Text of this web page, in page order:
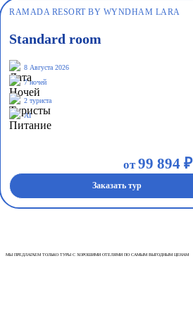
RAMADA RESORT BY WYNDHAM LARA
Standard room
8 Августа 2026
7 ночей
2 туриста
AI
от99 894 ₽
Заказать тур
МЫ ПРЕДЛАГАЕМ ТОЛЬКО ТУРЫ С ХОРОШИМИ ОТЕЛЯМИ ПО САМЫМ ВЫГОДНЫМ ЦЕНАМ